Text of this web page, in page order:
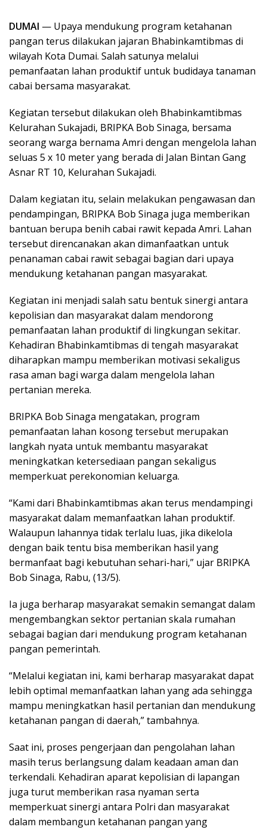
DUMAI — Upaya mendukung program ketahanan
pangan terus dilakukan jajaran Bhabinkamtibmas di
wilayah Kota Dumai. Salah satunya melalui
pemanfaatan lahan produktif untuk budidaya tanaman
cabai bersama masyarakat.
Kegiatan tersebut dilakukan oleh Bhabinkamtibmas
Kelurahan Sukajadi, BRIPKA Bob Sinaga, bersama
seorang warga bernama Amri dengan mengelola lahan
seluas 5 x 10 meter yang berada di Jalan Bintan Gang
Asnar RT 10, Kelurahan Sukajadi.
Dalam kegiatan itu, selain melakukan pengawasan dan
pendampingan, BRIPKA Bob Sinaga juga memberikan
bantuan berupa benih cabai rawit kepada Amri. Lahan
tersebut direncanakan akan dimanfaatkan untuk
penanaman cabai rawit sebagai bagian dari upaya
mendukung ketahanan pangan masyarakat.
Kegiatan ini menjadi salah satu bentuk sinergi antara
kepolisian dan masyarakat dalam mendorong
pemanfaatan lahan produktif di lingkungan sekitar.
Kehadiran Bhabinkamtibmas di tengah masyarakat
diharapkan mampu memberikan motivasi sekaligus
rasa aman bagi warga dalam mengelola lahan
pertanian mereka.
BRIPKA Bob Sinaga mengatakan, program
pemanfaatan lahan kosong tersebut merupakan
langkah nyata untuk membantu masyarakat
meningkatkan ketersediaan pangan sekaligus
memperkuat perekonomian keluarga.
“Kami dari Bhabinkamtibmas akan terus mendampingi
masyarakat dalam memanfaatkan lahan produktif.
Walaupun lahannya tidak terlalu luas, jika dikelola
dengan baik tentu bisa memberikan hasil yang
bermanfaat bagi kebutuhan sehari-hari,” ujar BRIPKA
Bob Sinaga, Rabu, (13/5).
Ia juga berharap masyarakat semakin semangat dalam
mengembangkan sektor pertanian skala rumahan
sebagai bagian dari mendukung program ketahanan
pangan pemerintah.
“Melalui kegiatan ini, kami berharap masyarakat dapat
lebih optimal memanfaatkan lahan yang ada sehingga
mampu meningkatkan hasil pertanian dan mendukung
ketahanan pangan di daerah,” tambahnya.
Saat ini, proses pengerjaan dan pengolahan lahan
masih terus berlangsung dalam keadaan aman dan
terkendali. Kehadiran aparat kepolisian di lapangan
juga turut memberikan rasa nyaman serta
memperkuat sinergi antara Polri dan masyarakat
dalam membangun ketahanan pangan yang